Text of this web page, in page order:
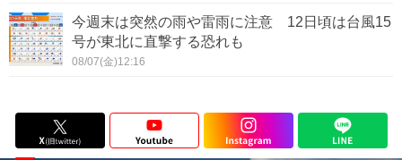
今週末は突然の雨や雷雨に注意 12日頃は台風15
号が東北に直撃する恐れも
08/07(金)12:16